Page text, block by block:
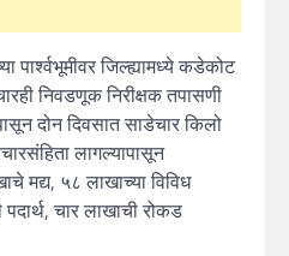
जिल्ह्यामध्ये कडेकोट
निवडणूक निरीक्षक तपासणी
दोन दिवसात साडेचार किलो
लागल्यापासून
मद्य, ५८ लाखाच्या विविध
चार लाखाची रोकड